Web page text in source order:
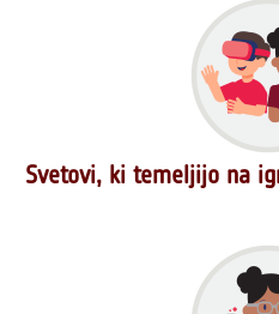
Svetovi, ki temeljijo na